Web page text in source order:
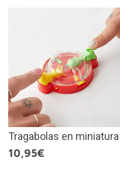
Tragabolas en miniatura
10,95€